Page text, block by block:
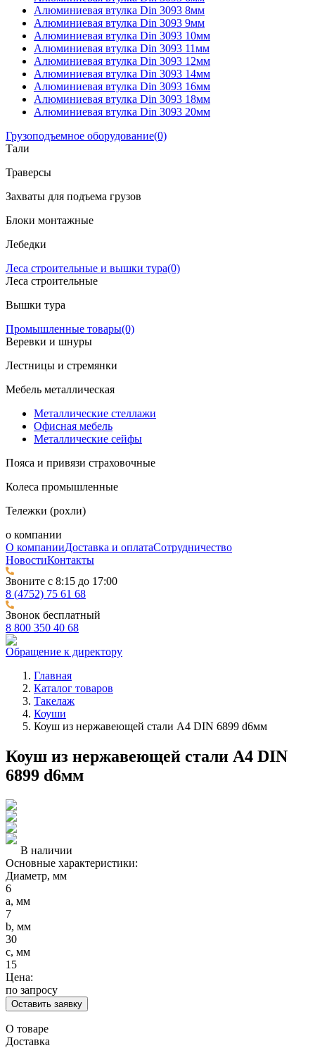
Алюминиевая втулка Din 3093 8мм
Алюминиевая втулка Din 3093 9мм
Алюминиевая втулка Din 3093 10мм
Алюминиевая втулка Din 3093 11мм
Алюминиевая втулка Din 3093 12мм
Алюминиевая втулка Din 3093 14мм
Алюминиевая втулка Din 3093 16мм
Алюминиевая втулка Din 3093 18мм
Алюминиевая втулка Din 3093 20мм
Грузоподъемное оборудование(0)
Тали
Траверсы
Захваты для подъема грузов
Блоки монтажные
Лебедки
Леса строительные и вышки тура(0)
Леса строительные
Вышки тура
Промышленные товары(0)
Веревки и шнуры
Лестницы и стремянки
Мебель металлическая
Металлические стеллажи
Офисная мебель
Металлические сейфы
Пояса и привязи страховочные
Колеса промышленные
Тележки (рохли)
о компании
О компанииДоставка и оплатаСотрудничество
НовостиКонтакты
Звоните с 8:15 до 17:00
8 (4752) 75 61 68
Звонок бесплатный
8 800 350 40 68
Обращение к директору
Главная
Каталог товаров
Такелаж
Коуши
Коуш из нержавеющей стали А4 DIN 6899 d6мм
Коуш из нержавеющей стали А4 DIN
6899 d6мм
В наличии
Основные характеристики:
Диаметр, мм
6
a, мм
7
b, мм
30
c, мм
15
Цена:
по запросу
Оставить заявку
О товаре
Доставка